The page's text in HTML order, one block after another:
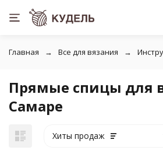
Главная Все для вязания
Прямые спицы для
Самаре
Хиты продаж